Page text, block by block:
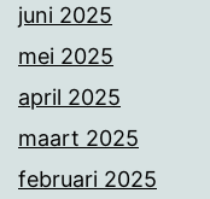
juni 2025
mei 2025
april 2025
maart 2025
februari 2025